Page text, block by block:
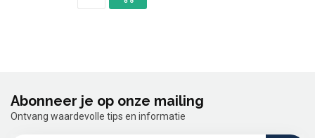
Abonneer je op onze mailing
Ontvang waardevolle tips en informatie